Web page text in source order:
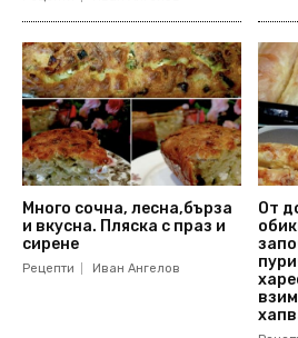
Много сочна, лесна,бърза
и вкусна. Пляска с праз и
сирене
Рецепти Иван Ангелов
От